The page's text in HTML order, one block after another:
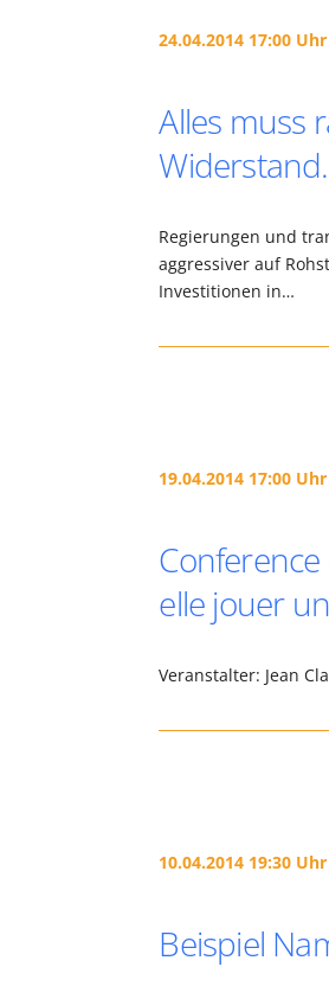
24.04.2014 17:00
Alles muss
Regierungen und
aggressiver auf
Investitionen in…
19.04.2014 17:00
elle jouer
Veranstalter: Jean
10.04.2014 19:30
Beispiel